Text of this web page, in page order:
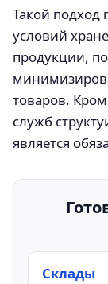
Такой подход
условий
продукции,
товаров.
служб
является
Склады